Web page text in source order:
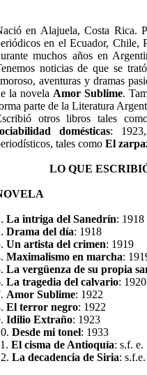
en Alajuela, Costa Rica.
en el Ecuador, Chile,
muchos años en
noticias de que se
aventuras y dramas
la novela Amor Sublime.
parte de la Literatura
otros libros tales
domésticas:
tales como El
LO QUE
La intriga del Sanedrín: 1918
Drama del día: 1918
Un artista del crimen: 1919
Maximalismo en marcha:
La vergüenza de su propia
La tragedia del calvario: 1920
Amor Sublime: 1922
El terror negro: 1922
Idilio Extraño: 1923
Desde mi tonel: 1933
El cisma de Antioquía: s.f. e.
La decadencia de Siria: s.f.e.